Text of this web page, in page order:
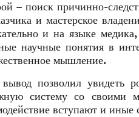
– поиск причинно-
и мастерское
и на языке
научные понятия в
мышление.
позволил увидеть
систему со своими
вступают и